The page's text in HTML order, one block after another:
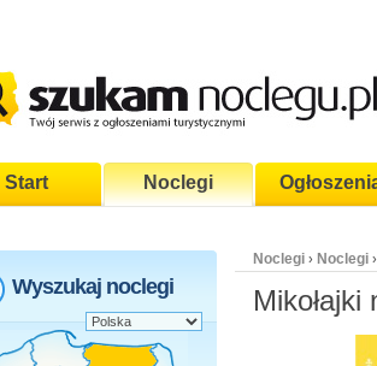
Start Noclegi
Wyszukaj noclegi
Noclegi › Noclegi ›
Mikołajki